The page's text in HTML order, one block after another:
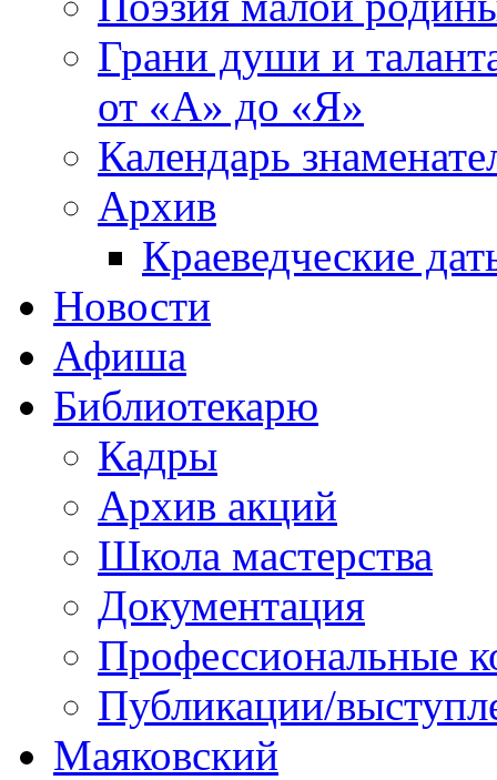
Грани души и
от «А» до «Я»
Календарь
Архив
Краеведческие
Новости
Афиша
Библиотекарю
Кадры
Архив акций
Школа мастерства
Документация
Профессиональные
Публикации/
Маяковский